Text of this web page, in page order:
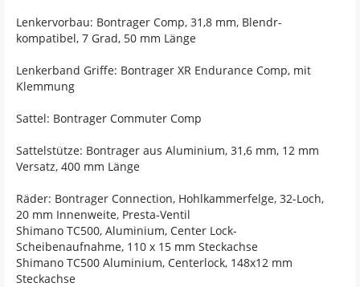
Lenkervorbau: Bontrager Comp, 31,8 mm, Blendr-
kompatibel, 7 Grad, 50 mm Länge
Lenkerband Griffe: Bontrager XR Endurance Comp, mit
Klemmung
Sattel: Bontrager Commuter Comp
Sattelstütze: Bontrager aus Aluminium, 31,6 mm, 12 mm
Versatz, 400 mm Länge
Räder: Bontrager Connection, Hohlkammerfelge, 32-Loch,
20 mm Innenweite, Presta-Ventil
Shimano TC500, Aluminium, Center Lock-
Scheibenaufnahme, 110 x 15 mm Steckachse
Shimano TC500 Aluminium, Centerlock, 148x12 mm
Steckachse